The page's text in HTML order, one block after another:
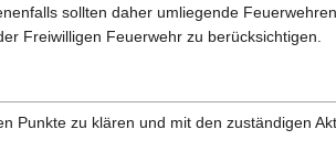
sollten daher umliegende
Freiwilligen Feuerwehr zu berücksichtigen.
Punkte zu klären und mit den zuständigen